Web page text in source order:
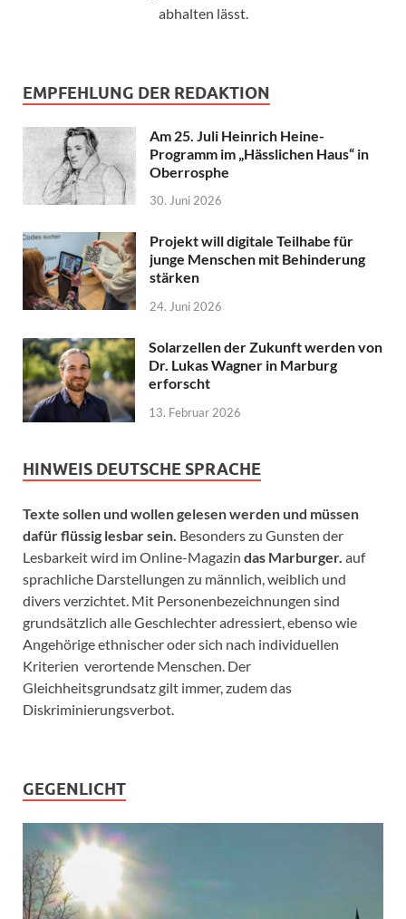
abhalten lässt.
EMPFEHLUNG DER REDAKTION
Am 25. Juli Heinrich Heine-
Programm im „Hässlichen Haus“ in
Oberrosphe
30. Juni 2026
Projekt will digitale Teilhabe für
junge Menschen mit Behinderung
stärken
24. Juni 2026
Solarzellen der Zukunft werden von
Dr. Lukas Wagner in Marburg
erforscht
13. Februar 2026
HINWEIS DEUTSCHE SPRACHE
Texte sollen und wollen gelesen werden und müssen
dafür flüssig lesbar sein. Besonders zu Gunsten der
Lesbarkeit wird im Online-Magazin das Marburger. auf
sprachliche Darstellungen zu männlich, weiblich und
divers verzichtet. Mit Personenbezeichnungen sind
grundsätzlich alle Geschlechter adressiert, ebenso wie
Angehörige ethnischer oder sich nach individuellen
Kriterien verortende Menschen. Der
Gleichheitsgrundsatz gilt immer, zudem das
Diskriminierungsverbot.
GEGENLICHT